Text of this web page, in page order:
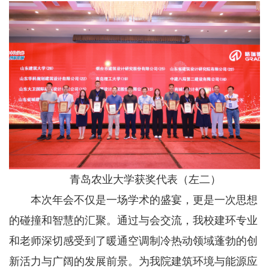
青岛农业大学获奖代表（左二）
本次年会不仅是一场学术的盛宴，更是一次思想
的碰撞和智慧的汇聚。通过与会交流，我校建环专业
和老师深切感受到了暖通空调制冷热动领域蓬勃的创
新活力与广阔的发展前景。为我院建筑环境与能源应